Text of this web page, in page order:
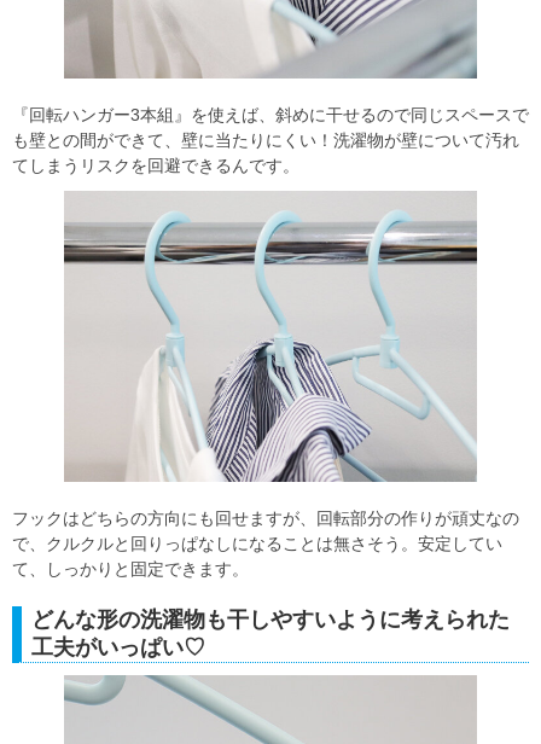
『回転ハンガー3本組』を使えば、斜めに干せるので同じスペースで
も壁との間ができて、壁に当たりにくい！洗濯物が壁について汚れ
てしまうリスクを回避できるんです。
フックはどちらの方向にも回せますが、回転部分の作りが頑丈なの
で、クルクルと回りっぱなしになることは無さそう。安定してい
て、しっかりと固定できます。
どんな形の洗濯物も干しやすいように考えられた
工夫がいっぱい♡